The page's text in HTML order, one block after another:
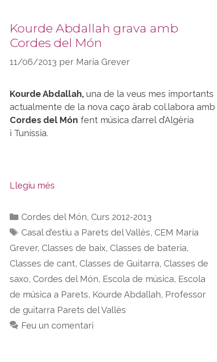
Kourde Abdallah grava amb
Cordes del Món
11/06/2013 per Maria Grever
Kourde Abdallah, una de la veus mes importants
actualmente de la nova caço àrab col.labora amb
Cordes del Món fent música d’arrel d’Algèria
i Tuníssia.
Llegiu més
Categories
Cordes del Món, Curs 2012-2013
Etiquetes
Casal d'estiu a Parets del Vallès, CEM María
Grever, Classes de baix, Classes de bateria,
Classes de cant, Classes de Guitarra, Classes de
saxo, Cordes del Món, Escola de música, Escola
de música a Parets, Kourde Abdallah, Professor
de guitarra Parets del Vallès
Feu un comentari